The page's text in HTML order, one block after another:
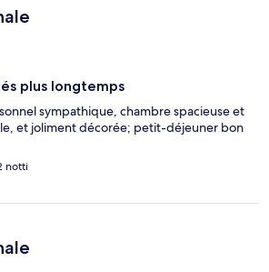
plus longtemps
sympathique, chambre spacieuse et
et joliment décorée; petit-déjeuner bon
notti